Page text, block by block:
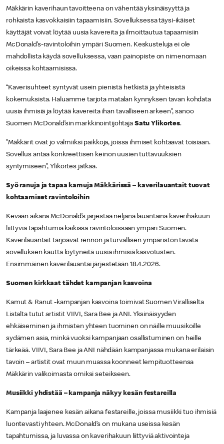
Mäkkärin kaverihaun tavoitteena on vähentää yksinäisyyttä ja
rohkaista kasvokkaisiin tapaamisiin. Sovelluksessa täysi-ikäiset
käyttäjät voivat löytää uusia kavereita ja ilmoittautua tapaamisiin
McDonald’s-ravintoloihin ympäri Suomen. Keskusteluja ei ole
mahdollista käydä sovelluksessa, vaan painopiste on nimenomaan
oikeissa kohtaamisissa.
“Kaverisuhteet syntyvät usein pienistä hetkistä ja yhteisistä
kokemuksista. Haluamme tarjota matalan kynnyksen tavan kohdata
uusia ihmisiä ja löytää kavereita ihan tavalliseen arkeen”, sanoo
Suomen McDonald’sin markkinointijohtaja Satu Ylikortes.
”Mäkkärit ovat jo valmiiksi paikkoja, joissa ihmiset kohtaavat toisiaan.
Sovellus antaa konkreettisen keinon uusien tuttavuuksien
syntymiseen”, Ylikortes jatkaa.
Syö ranuja ja tapaa kamuja Mäkkärissä – kaverilauantait tuovat
kohtaamiset ravintoloihin
Kevään aikana McDonald’s järjestää neljänä lauantaina kaverihakuun
liittyviä tapahtumia kaikissa ravintoloissaan ympäri Suomen.
Kaverilauantait tarjoavat rennon ja turvallisen ympäristön tavata
sovelluksen kautta löytyneitä uusia ihmisiä kasvotusten.
Ensimmäinen kaverilauantai järjestetään 18.4.2026.
Suomen kirkkaat tähdet kampanjan kasvoina
Kamut & Ranut -kampanjan kasvoina toimivat Suomen Viralliselta
Listalta tutut artistit VIIVI, Sara Bee ja ANI. Yksinäisyyden
ehkäiseminen ja ihmisten yhteen tuominen on näille muusikoille
sydämen asia, minkä vuoksi kampanjaan osallistuminen on heille
tärkeää. VIIVI, Sara Bee ja ANI nähdään kampanjassa mukana erilaisin
tavoin – artistit ovat muun muassa koonneet lempituotteensa
Mäkkärin valikoimasta omiksi seteikseen.
Musiikki yhdistää – kampanja näkyy kesän festareilla
Kampanja laajenee kesän aikana festareille, joissa musiikki tuo ihmisiä
luontevasti yhteen. McDonald’s on mukana useissa kesän
tapahtumissa, ja luvassa on kaverihakuun liittyviä aktivointeja